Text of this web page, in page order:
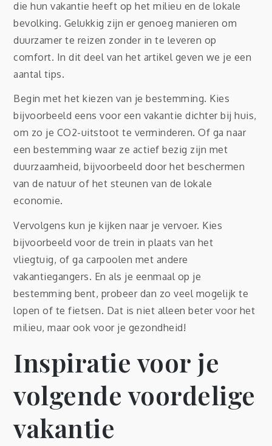
die hun vakantie heeft op het milieu en de lokale
bevolking. Gelukkig zijn er genoeg manieren om
duurzamer te reizen zonder in te leveren op
comfort. In dit deel van het artikel geven we je een
aantal tips.
Begin met het kiezen van je bestemming. Kies
bijvoorbeeld eens voor een vakantie dichter bij huis,
om zo je CO2-uitstoot te verminderen. Of ga naar
een bestemming waar ze actief bezig zijn met
duurzaamheid, bijvoorbeeld door het beschermen
van de natuur of het steunen van de lokale
economie.
Vervolgens kun je kijken naar je vervoer. Kies
bijvoorbeeld voor de trein in plaats van het
vliegtuig, of ga carpoolen met andere
vakantiegangers. En als je eenmaal op je
bestemming bent, probeer dan zo veel mogelijk te
lopen of te fietsen. Dat is niet alleen beter voor het
milieu, maar ook voor je gezondheid!
Inspiratie voor je
volgende voordelige
vakantie